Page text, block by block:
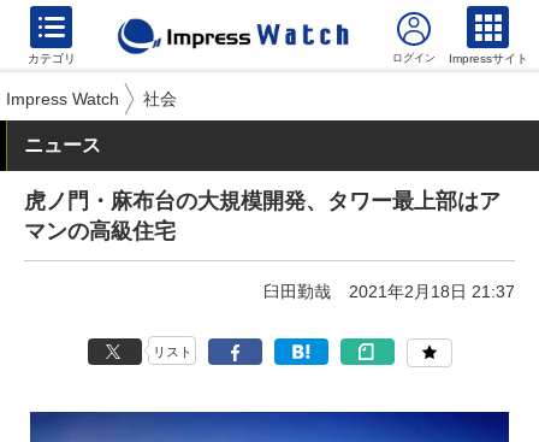
カテゴリ Impressサイト
Impress Watch 社会
ニュース
虎ノ門・麻布台の大規模開発、タワー最上部はア
マンの高級住宅
臼田勤哉 2021年2月18日 21:37
リスト